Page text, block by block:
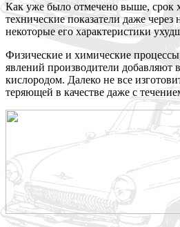
Как уже было отмечено выше, срок
технические показатели даже
некоторые его характеристики
Физические и химические
явлений производители добавляют
кислородом. Далеко не все
теряющей в качестве даже с